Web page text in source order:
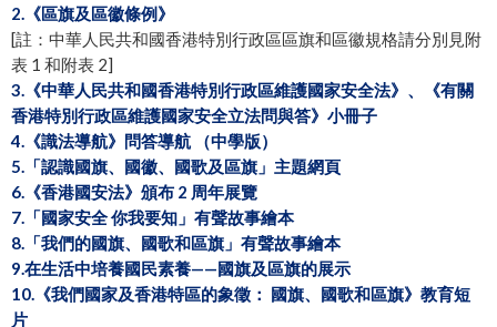
2.《區旗及區徽條例》
[註：中華人民共和國香港特別行政區區旗和區徽規格請分別見附
表 1 和附表 2]
3.《中華人民共和國香港特別行政區維護國家安全法》、《有關
香港特別行政區維護國家安全立法問與答》小冊子
4.《識法導航》問答導航 （中學版）
5.「認識國旗、國徽、國歌及區旗」主題網頁
6.《香港國安法》頒布 2 周年展覽
7.「國家安全 你我要知」有聲故事繪本
8.「我們的國旗、國歌和區旗」有聲故事繪本
9.在生活中培養國民素養——國旗及區旗的展示
10.《我們國家及香港特區的象徵： 國旗、國歌和區旗》教育短
片